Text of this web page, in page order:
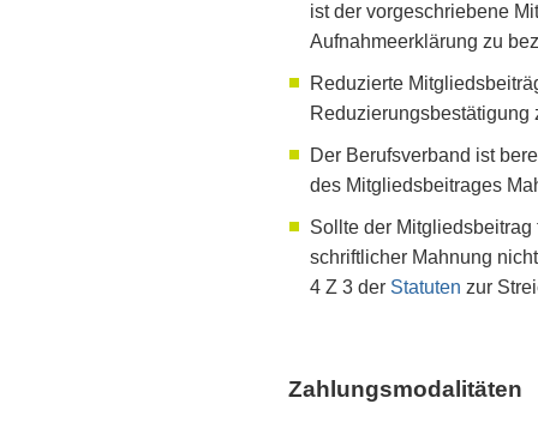
ist der vorgeschriebene
Aufnahmeerklärung zu
Reduzierte
Reduzierungsbestätigung
Der Berufsverband ist
des Mitgliedsbeitrages
Sollte der
schriftlicher Mahnung
4 Z 3 der Statuten zur
Zahlungsmodalitäten